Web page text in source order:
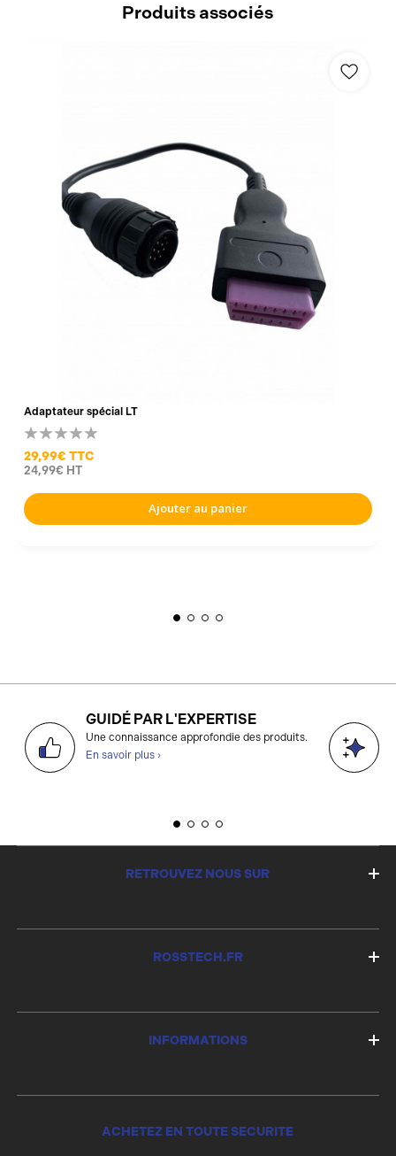
Produits associés
Adaptateur spécial LT
29,99€ TTC
24,99€ HT
Ajouter au panier
GUIDÉ PAR L'EXPERTISE
Une connaissance approfondie des produits.
En savoir plus ›
RETROUVEZ NOUS SUR
ROSSTECH.FR
INFORMATIONS
ACHETEZ EN TOUTE SECURITE